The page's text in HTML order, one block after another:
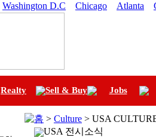
Washington D.C Chicago Atlanta
Realty Sell & Buy Jobs
홈 > Culture > USA
USA 전시소식